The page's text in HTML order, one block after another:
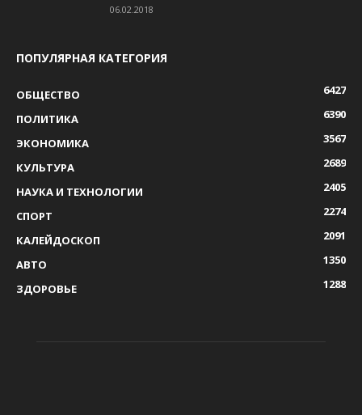
06.02.2018
ПОПУЛЯРНАЯ КАТЕГОРИЯ
ОБЩЕСТВО
6427
ПОЛИТИКА
6390
ЭКОНОМИКА
3567
КУЛЬТУРА
2689
НАУКА И ТЕХНОЛОГИИ
2405
СПОРТ
2274
КАЛЕЙДОСКОП
2091
АВТО
1350
ЗДОРОВЬЕ
1288